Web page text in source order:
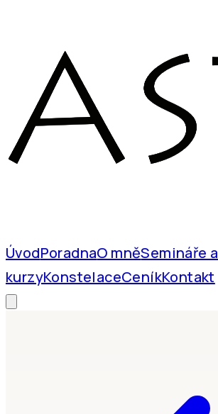
ÚvodPoradnaO mněSemináře a
kurzyKonstelaceCeníkKontakt